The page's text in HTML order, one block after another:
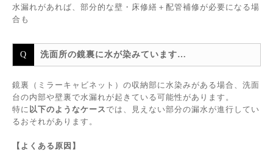
水漏れがあれば、部分的な壁・床修繕＋配管補修が必要になる場
合も
洗面所の鏡裏に水が染みています…
鏡裏（ミラーキャビネット）の収納部に水染みがある場合、洗面
台の内部や壁裏で水漏れが起きている可能性があります。
特に 以下のようなケースでは、見えない部分の漏水が進行してい
るおそれがあります。
【よくある原因】